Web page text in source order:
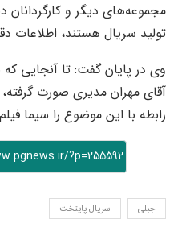
مجموعه‌های دیگر و کارگردانان
تولید سریال هستند، اطلاعات
وی در پایان گفت: تا آنجایی که
آقای مهران مدیری صورت
رابطه با این موضوع را سیما
?p=255592
جبلی سریال پایتخت